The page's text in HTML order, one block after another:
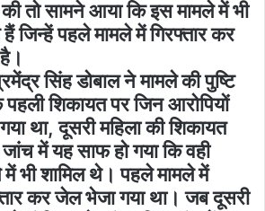
तो सामने आया कि इस मामले में भी
हैं जिन्हें पहले मामले में गिरफ्तार कर
सिंह डोबाल ने मामले की पुष्टि
शिकायत पर जिन आरोपियों
था, दूसरी महिला की शिकायत
में यह साफ हो गया कि वही
भी शामिल थे। पहले मामले में
कर जेल भेजा गया था। जब दूसरी